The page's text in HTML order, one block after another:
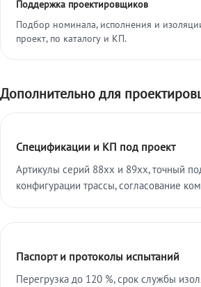
Поддержка проектировщиков
Подбор номинала, исполнения и
проект, по каталогу и КП.
Дополнительно для
Спецификации и КП под проект
Артикулы серий 88xx и 89xx, точный
конфигурации трассы, согласование
Паспорт и протоколы испытаний
Перегрузка до 120 %, срок службы